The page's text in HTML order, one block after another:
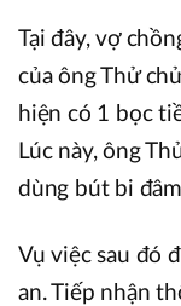
Tại đây, vợ
của ông Thử
hiện có 1 bọc
Lúc này, ông
dùng bút bi
Vụ việc sau đó
an. Tiếp nhận